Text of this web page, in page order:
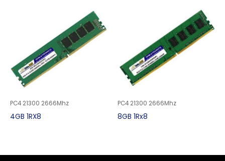
PC4 21300 2666Mhz
4GB 1RX8
PC4 21300 2666Mhz
8GB 1Rx8